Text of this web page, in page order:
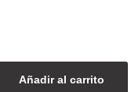
Añadir al carrito